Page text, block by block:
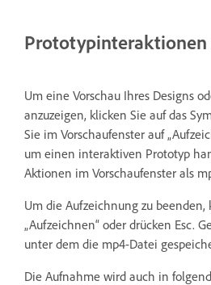
Prototypinteraktionen
Um eine Vorschau Ihres Designs
anzuzeigen, klicken Sie auf das
Sie im Vorschaufenster auf
um einen interaktiven Prototyp
Aktionen im Vorschaufenster als
Um die Aufzeichnung zu
„Aufzeichnen“ oder drücken Esc.
unter dem die mp4-Datei
Die Aufnahme wird auch in